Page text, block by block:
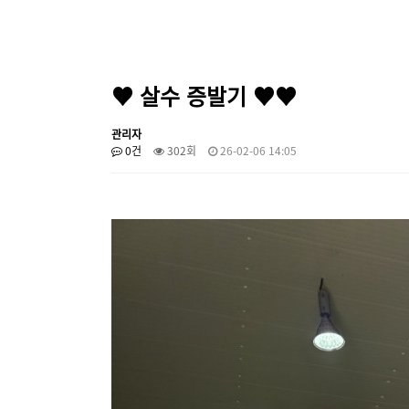
♥ 살수 증발기 ♥♥
관리자
0건
302회 26-02-06 14:05